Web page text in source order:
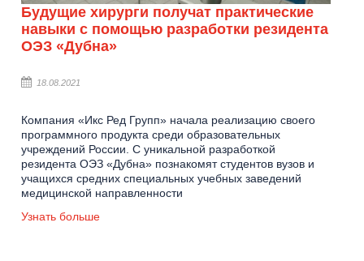
Будущие хирурги получат практические
навыки с помощью разработки резидента
ОЭЗ «Дубна»
18.08.2021
Компания «Икс Ред Групп» начала реализацию своего
программного продукта среди образовательных
учреждений России. С уникальной разработкой
резидента ОЭЗ «Дубна» познакомят студентов вузов и
учащихся средних специальных учебных заведений
медицинской направленности
Узнать больше